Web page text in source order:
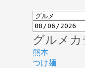
グルメ
熊本
つけ麺